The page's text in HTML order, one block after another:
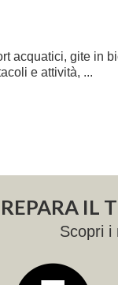
gite in
e attività, ...
IL
Scopri i